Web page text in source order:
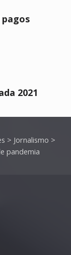
2021
> Jornalismo >
pandemia